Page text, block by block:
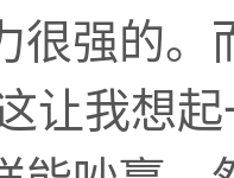
很强的
让我想